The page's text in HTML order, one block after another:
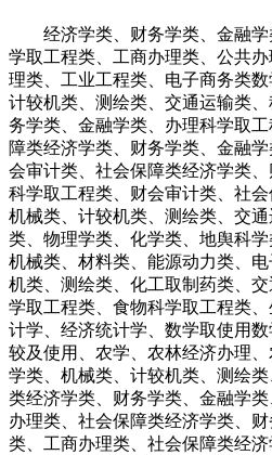
经济学类、财务学类、金融学
学取工程类、工商办理类、公共
理类、工业工程类、电子商务类数
计较机类、测绘类、交通运输类
务学类、金融学类、办理科学取
障类经济学类、财务学类、金融
会审计类、社会保障类经济学类
科学取工程类、财会审计类、社会
机械类、计较机类、测绘类、交
类、物理学类、化学类、地舆科学
机械类、材料类、能源动力类、
机类、测绘类、化工取制药类、
学取工程类、食物科学取工程类
计学、经济统计学、数学取使用
较及使用、农学、农林经济办理
学类、机械类、计较机类、测绘
类经济学类、财务学类、金融学
办理类、社会保障类经济学类、
类、工商办理类、社会保障类经